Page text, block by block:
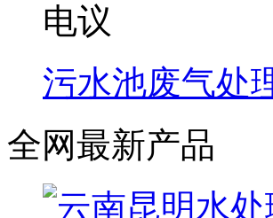
电议
污水池废气处
全网最新产品